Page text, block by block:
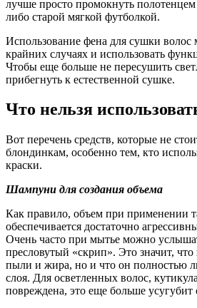
лучше просто промокнуть
либо старой мягкой футболкой.
Использование фена для сушки волос
крайних случаях и использовать
Чтобы еще больше не пересушить
прибегнуть к естественной сушке.
Что нельзя
Вот перечень средств, которые не
блондинкам, особенно тем, кто
краски.
Шампуни для создания объема
Как правило, объем при применении
обеспечивается достаточно
Очень часто при мытье можно
пресловутый «скрип». Это значит,
пыли и жира, но и что он полностью
слоя. Для осветленных волос,
повреждена, это еще больше